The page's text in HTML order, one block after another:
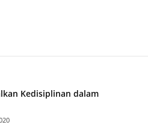
Kedisiplinan dalam